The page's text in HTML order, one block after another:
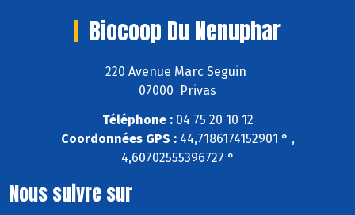
Biocoop Du Nenuphar
220 Avenue Marc Seguin
07000 Privas
Téléphone :04 75 20 10 12
Coordonnées GPS :44,7186174152901 ° ,
4,60702555396727 °
Nous suivre sur